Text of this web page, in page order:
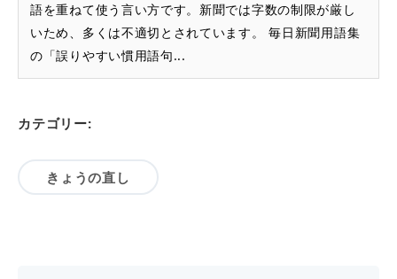
語を重ねて使う言い方です。新聞では字数の制限が厳し
いため、多くは不適切とされています。 毎日新聞用語集
の「誤りやすい慣用語句...
カテゴリー:
きょうの直し